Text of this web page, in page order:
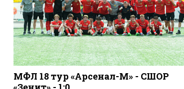
МФЛ 18 тур «Арсенал-М» - СШОР